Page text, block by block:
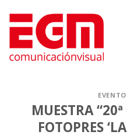
contenido
MUESTRA
FOTOPRES